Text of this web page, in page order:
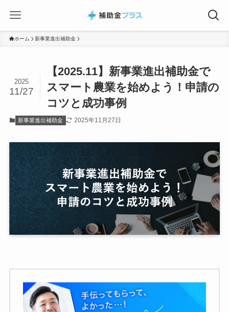
ホーム 新事業進出補助金
【2025.11】新事業進出補助金で
スマート農業を始めよう！申請の
コツと成功事例
2025
11/27
新事業進出補助金 2025年11月27日